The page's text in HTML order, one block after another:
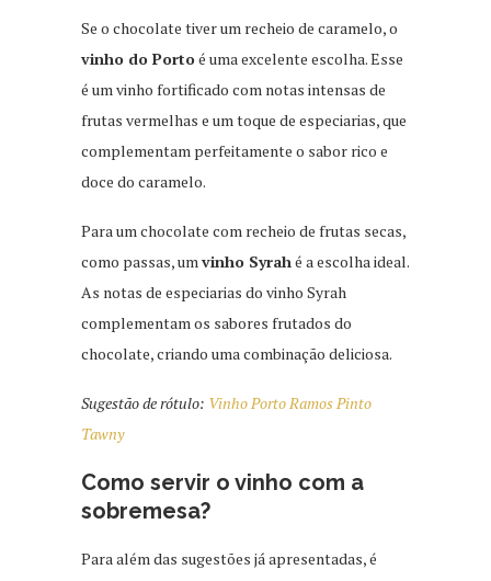
Se o chocolate tiver um recheio de caramelo, o
vinho do Portoé uma excelente escolha. Esse
é um vinho fortificado com notas intensas de
frutas vermelhas e um toque de especiarias, que
complementam perfeitamente o sabor rico e
doce do caramelo.
Para um chocolate com recheio de frutas secas,
como passas, um vinho Syrah é a escolha ideal.
As notas de especiarias do vinho Syrah
complementam os sabores frutados do
chocolate, criando uma combinação deliciosa.
Sugestão de rótulo: Vinho Porto Ramos Pinto
Tawny
Como servir o vinho com a
sobremesa?
Para além das sugestões já apresentadas, é